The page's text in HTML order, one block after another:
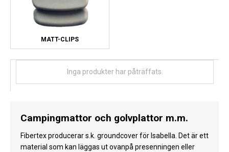
MATT-CLIPS
Inga produkter har påträffats.
Campingmattor och golvplattor m.m.
Fibertex producerar s.k. groundcover för Isabella. Det är ett
material som kan läggas ut ovanpå presenningen eller